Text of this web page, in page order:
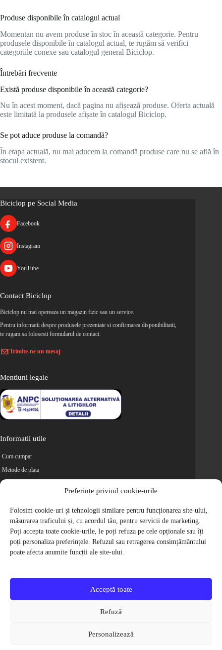
Preferințe privind cookie-urile
Folosim cookie-uri și tehnologii similare pentru funcționarea site-ului,
măsurarea traficului și, cu acordul tău, pentru servicii de marketing.
Poți accepta toate cookie-urile, le poți refuza pe cele opționale sau îți
poți personaliza preferințele. Refuzul sau retragerea consimțământului
poate afecta anumite funcții ale site-ului.
Acceptă toate
Refuză
Personalizează
Produse disponibile în catalogul actual
Momentan nu avem produse în stoc în această categorie. Pentru
produsele disponibile în catalogul actual, te rugăm să verifici
categoriile conexe sau catalogul general Biciclop.
Întrebări frecvente
Există produse disponibile în această categorie?
Nu în acest moment, dacă pagina nu afișează produse. Oferta actuală
este limitată la produsele afișate în catalogul Biciclop.
Se pot aduce produse la comandă?
În etapa actuală, nu mai aducem la comandă produse care nu se află în
stocul existent.
Biciclop pe Social Media
Facebook
Instagram
YouTube
Contact Biciclop
Biciclop nu mai opereaza un magazin fizic sau un service.
Pentru informatii despre produsele prezentate si confirmarea disponibilitatii,
te rugam sa folosesti formularul de contact.
Trimite-ne un mesaj
Mentiuni legale
Informatii utile
Cum cumpar
Metode de plata
Retur
Cariere
Politica de Confidentialitate
Politica de cookie-uri